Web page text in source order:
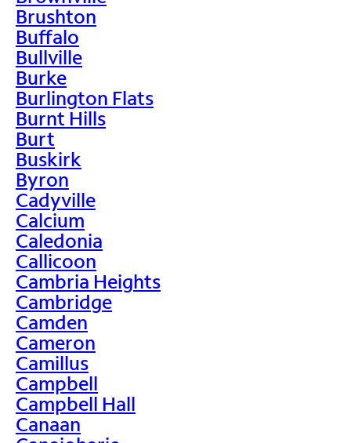
Brushton
Buffalo
Bullville
Burke
Burlington Flats
Burnt Hills
Burt
Buskirk
Byron
Cadyville
Calcium
Caledonia
Callicoon
Cambria Heights
Cambridge
Camden
Cameron
Camillus
Campbell
Campbell Hall
Canaan